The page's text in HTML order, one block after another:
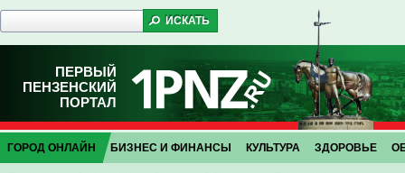
ПЕРВЫЙ
ПЕНЗЕНСКИЙ
ПОРТАЛ
ГОРОД ОНЛАЙН БИЗНЕС И ФИНАНСЫ КУЛЬТУРА ЗДОРОВЬЕ